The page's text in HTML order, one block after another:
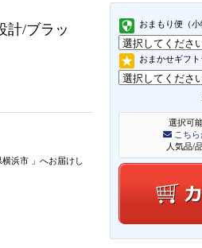
おまもり便（小
おまかせギフ
選択可
こち
人気品/
計/ブラッ
横浜市 」 へお届けし